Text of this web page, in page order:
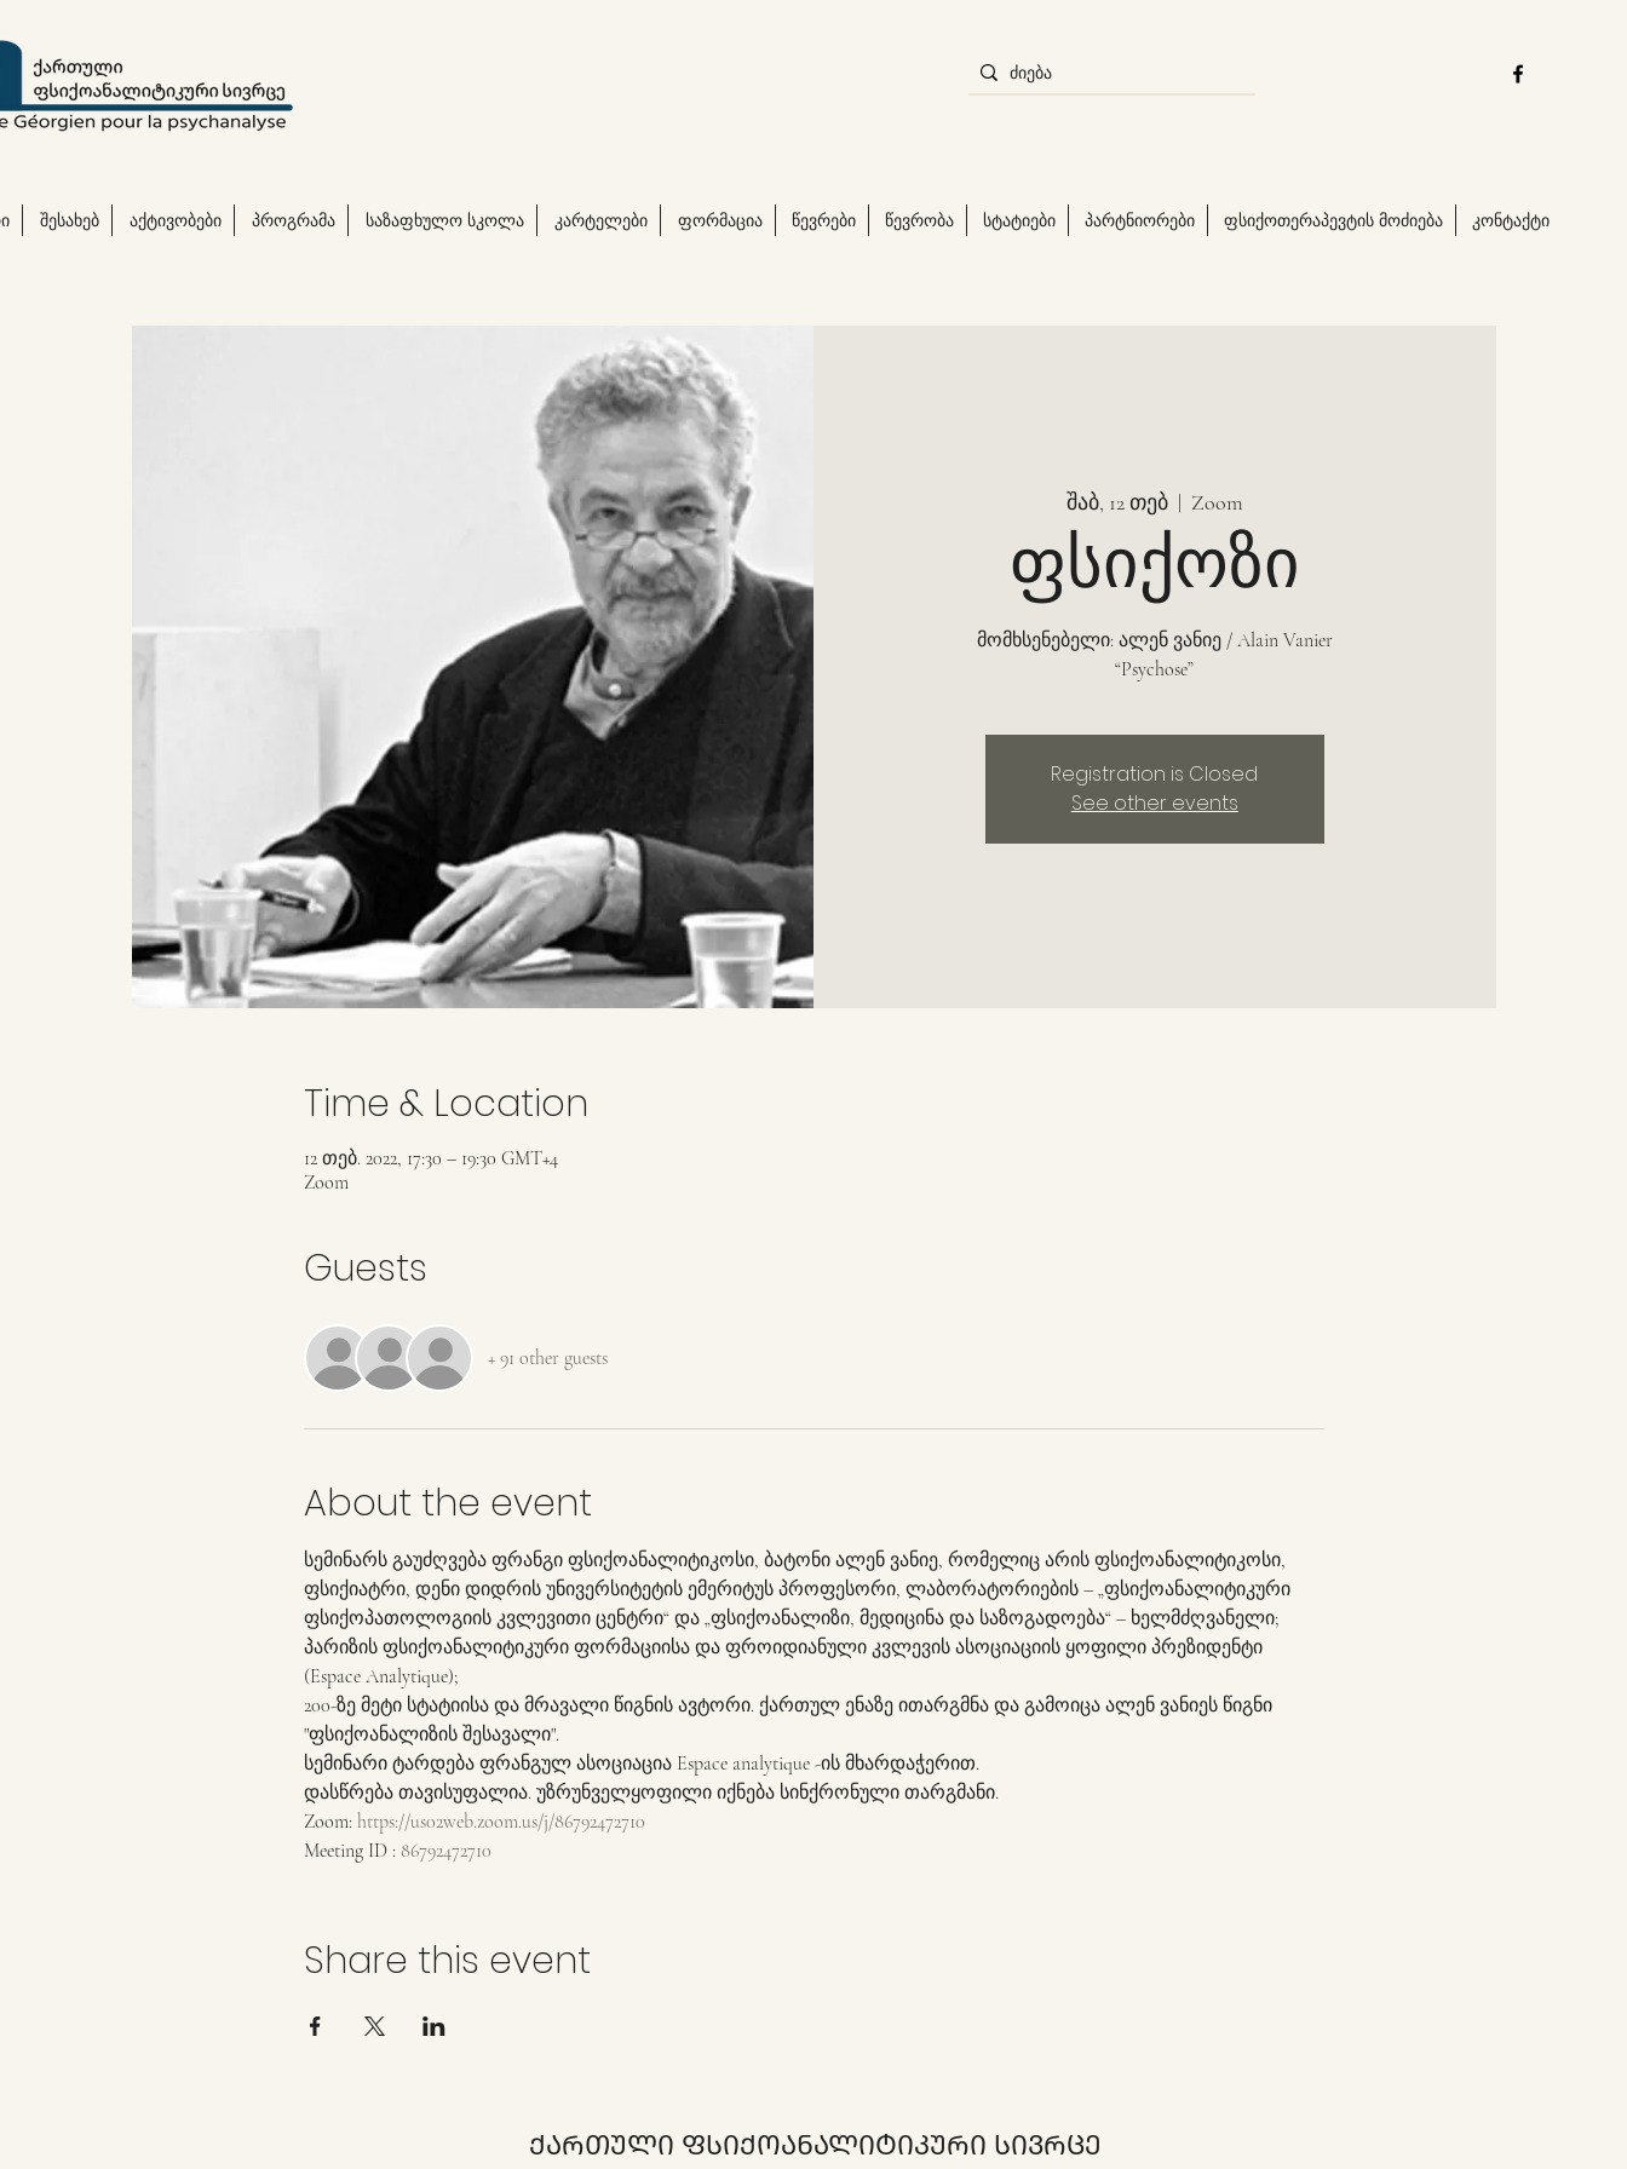
შესახებ აქტივობები პროგრამა საზაფხულო სკოლა კარტელები ფორმაცია წევრები წევრობა სტატიები პარტნიორები ფსიქოთერაპევტის მოძიება კონტაქტი
შაბ, 12 თებ
  |
Zoom
ფსიქოზი
მომხსენებელი: ალენ ვანიე / Alain Vanier
“Psychose”
Registration is Closed
See other events
Time & Location
12 თებ. 2022, 17:30 – 19:30 GMT+4
Zoom
Guests
+ 91 other guests
About the event
სემინარს გაუძღვება ფრანგი ფსიქოანალიტიკოსი, ბატონი ალენ ვანიე, რომელიც არის ფსიქოანალიტიკოსი,
ფსიქიატრი, დენი დიდრის უნივერსიტეტის ემერიტუს პროფესორი, ლაბორატორიების – „ფსიქოანალიტიკური
ფსიქოპათოლოგიის კვლევითი ცენტრი“ და „ფსიქოანალიზი, მედიცინა და საზოგადოება“ – ხელმძღვანელი;
პარიზის ფსიქოანალიტიკური ფორმაციისა და ფროიდიანული კვლევის ასოციაციის ყოფილი პრეზიდენტი
(Espace Analytique);
200-ზე მეტი სტატიისა და მრავალი წიგნის ავტორი. ქართულ ენაზე ითარგმნა და გამოიცა ალენ ვანიეს წიგნი
"ფსიქოანალიზის შესავალი".
სემინარი ტარდება ფრანგულ ასოციაცია Espace analytique -ის მხარდაჭერით.
დასწრება თავისუფალია. უზრუნველყოფილი იქნება სინქრონული თარგმანი.
Zoom: https://us02web.zoom.us/j/86792472710
Meeting ID : 86792472710
Share this event
ᲥᲐᲠᲗᲣᲚᲘ ᲤᲡᲘᲥᲝᲐᲜᲐᲚᲘᲢᲘᲙᲣᲠᲘ ᲡᲘᲕᲠᲪᲔ